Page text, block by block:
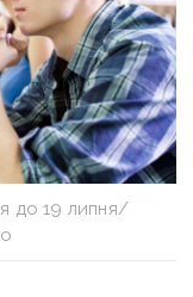
до 19 липня/